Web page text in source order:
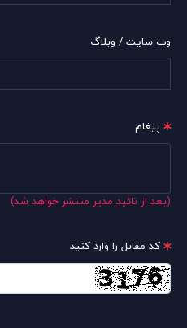
وب سایت / وبلاگ
پیغام
(بعد از تائید مدیر منتشر خواهد شد)
کد مقابل را وارد کنید